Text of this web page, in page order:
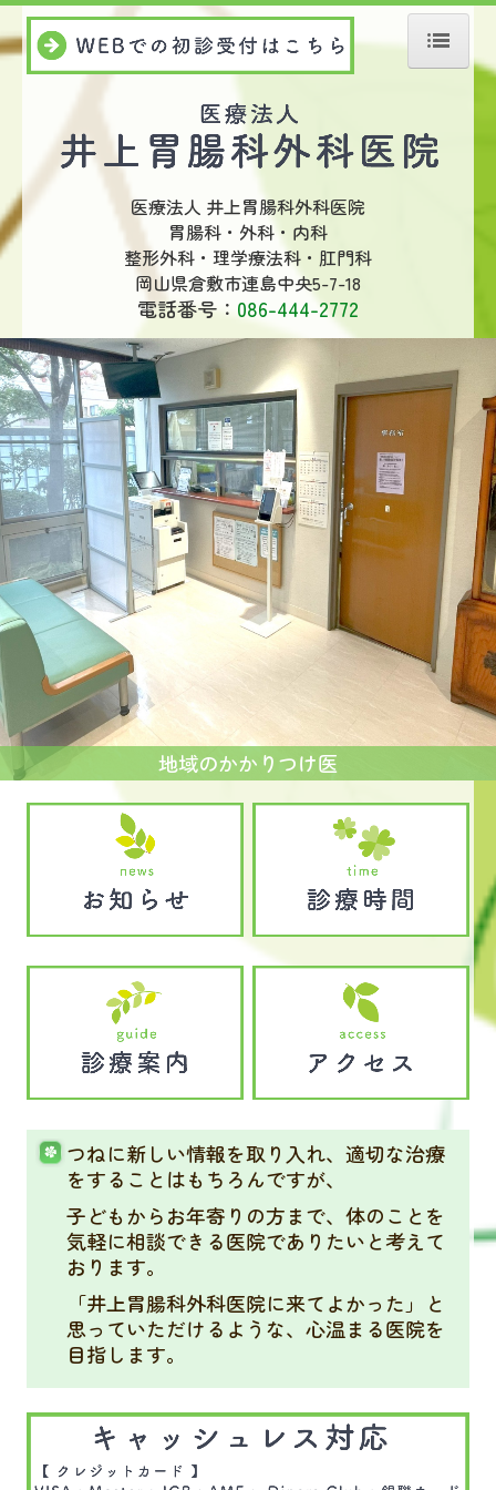
医師紹介
施設・設備
医療法人 井上胃腸科外科医院
胃腸科・外科・内科
整形外科・理学療法科・肛門科
岡山県倉敷市連島中央5-7-18
電話番号： 086-444-2772
地域のかかりつけ医
つねに新しい情報を取り入れ、適切な治療
をすることはもちろんですが、
子どもからお年寄りの方まで、体のことを
気軽に相談できる医院でありたいと考えて
おります。
「井上胃腸科外科医院に来てよかった」と
思っていただけるような、心温まる医院を
目指します。